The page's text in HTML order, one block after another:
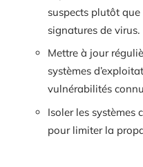
suspects plutôt
signatures de virus.
Mettre à jour
systèmes
vulnérabilités
Isoler les systèmes
pour limiter la